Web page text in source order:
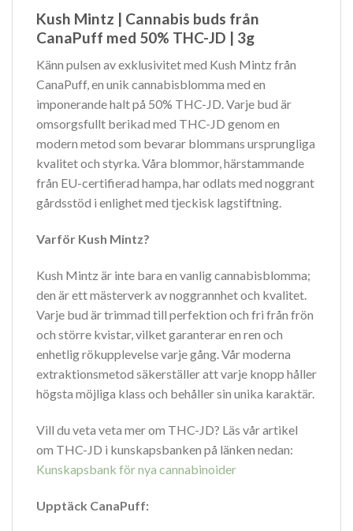
Kush Mintz | Cannabis buds från
CanaPuff med 50% THC-JD | 3g
Känn pulsen av exklusivitet med Kush Mintz från
CanaPuff, en unik cannabisblomma med en
imponerande halt på 50% THC-JD. Varje bud är
omsorgsfullt berikad med THC-JD genom en
modern metod som bevarar blommans ursprungliga
kvalitet och styrka. Våra blommor, härstammande
från EU-certifierad hampa, har odlats med noggrant
gårdsstöd i enlighet med tjeckisk lagstiftning.
Varför Kush Mintz?
Kush Mintz är inte bara en vanlig cannabisblomma;
den är ett mästerverk av noggrannhet och kvalitet.
Varje bud är trimmad till perfektion och fri från frön
och större kvistar, vilket garanterar en ren och
enhetlig rökupplevelse varje gång. Vår moderna
extraktionsmetod säkerställer att varje knopp håller
högsta möjliga klass och behåller sin unika karaktär.
Vill du veta veta mer om THC-JD? Läs vår artikel
om THC-JD i kunskapsbanken på länken nedan:
Kunskapsbank för nya cannabinoider
Upptäck CanaPuff: